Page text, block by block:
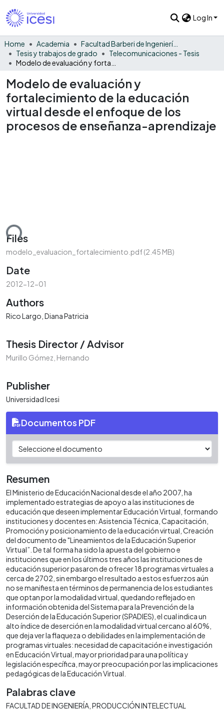
Log In
Home Academia
Facultad Barberi de Ingeniería, Diseño y Ciencias Aplicadas
Tesis y trabajos de grado
Telecomunicaciones - Tesis
Modelo de evaluación y
fortalecimiento de la educación
virtual desde el enfoque de los
procesos de enseñanza-aprendizaje
Files
modelo_evaluacion_fortalecimiento.pdf(2.45 MB)
Date
2012-12-01
Authors
Rico Largo, Diana Patricia
Thesis Director / Advisor
Murillo Gómez, Hernando
Publisher
Universidad Icesi
Documentos PDF
Resumen
El Ministerio de Educación Nacional desde el año 2007, ha
implementado estrategias de apoyo a las instituciones de
educación que deseen implementar Educación Virtual, formando
instituciones y docentes en: Asistencia Técnica, Capacitación,
Promoción y posicionamiento de la educación virtual, Creación
del documento de "Lineamientos de la Educación Superior
Virtual”. De tal forma ha sido la apuesta del gobierno e
instituciones que en los últimos tres años las instituciones de
educación superior pasaron de ofrecer 18 programas virtuales a
cerca de 2702, sin embargo el resultado a estos esfuerzos aún
no se manifiesta en términos de permanencia de los estudiantes
que optan por la modalidad virtual, quedando reflejado en
información obtenida del Sistema para la Prevención de la
Deserción de la Educación Superior (SPADIES), el cual indica un
alto índice de deserción en la modalidad virtual cercano al 60%,
que deja ver la flaqueza o debilidades en la implementación de
programas virtuales: necesidad de capacitación e investigación
en Educación Virtual, mayor prioridad para una política y
legislación específica, mayor preocupación por las implicaciones
pedagógicas de la Educación Virtual.
Palabras clave
FACULTAD DE INGENIERÍA PRODUCCIÓN INTELECTUAL